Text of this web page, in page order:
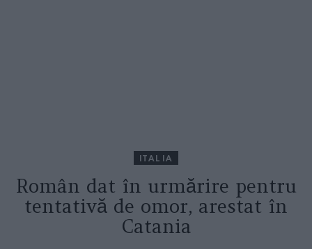
ITALIA
Român dat în urmărire pentru
tentativă de omor, arestat în
Catania